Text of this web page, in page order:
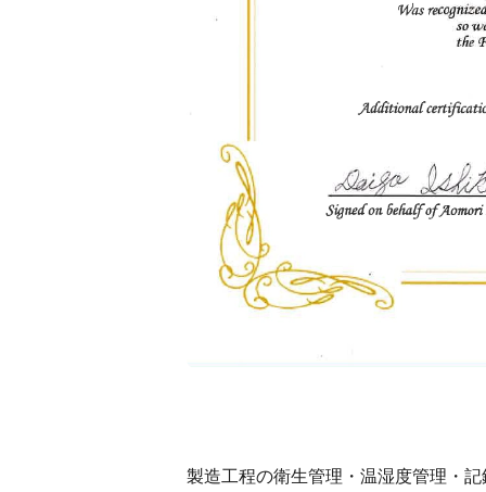
製造工程の衛生管理・温湿度管理・